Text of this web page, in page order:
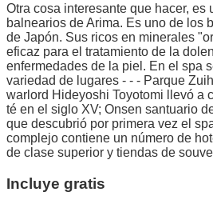
Otra cosa interesante que hacer, es
balnearios de Arima. Es uno de los
de Japón. Sus ricos en minerales
eficaz para el tratamiento de la
enfermedades de la piel. En el spa
variedad de lugares - - - Parque
warlord Hideyoshi Toyotomi llevó a
té en el siglo XV; Onsen santuario
que descubrió por primera vez el
complejo contiene un número de
de clase superior y tiendas de
Incluye gratis